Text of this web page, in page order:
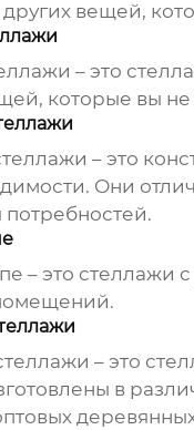
вещей,
– это
которые вы
– это
Они
– это стеллажи
– это
в